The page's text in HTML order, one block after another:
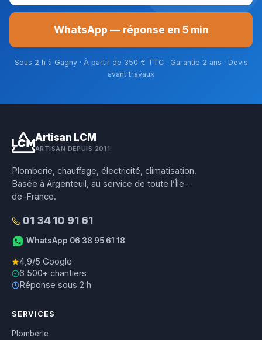
WhatsApp — réponse en 5 min
Sous 2 h à Gagny · À partir de 350 € TTC · Garantie 2 ans · Devis
avant travaux
Artisan LCM
ARTISAN DEPUIS 2011
Plomberie, chauffage, électricité, climatisation.
Basée à Argenteuil, au service de toute l’Île-
de-France.
01 34 10 91 61
WhatsApp 06 38 95 61 18
4,9/5 Google
6 500+ chantiers
Réponse sous 2 h
SERVICES
Plomberie